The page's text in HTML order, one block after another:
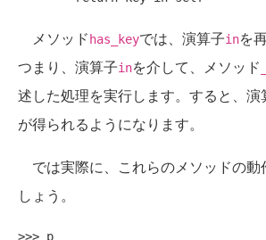
メソッド has_keyでは、演算子inを
つまり、演算子inを介して、メソッド
述した処理を実行します。すると、演
が得られるようになります。
では実際に、これらのメソッドの動
しょう。
>>> p